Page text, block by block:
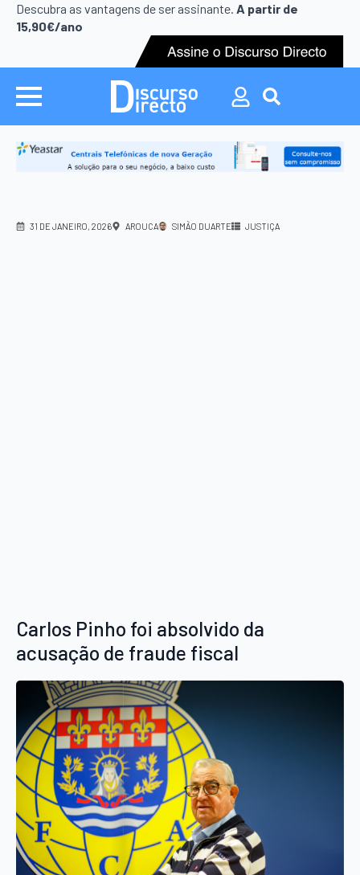
Descubra as vantagens de ser assinante. A partir de
15,90€/ano
Search
for:
Search
31 DE JANEIRO, 2026 AROUCA SIMÃO DUARTE JUSTIÇA
Carlos Pinho foi absolvido da
acusação de fraude fiscal